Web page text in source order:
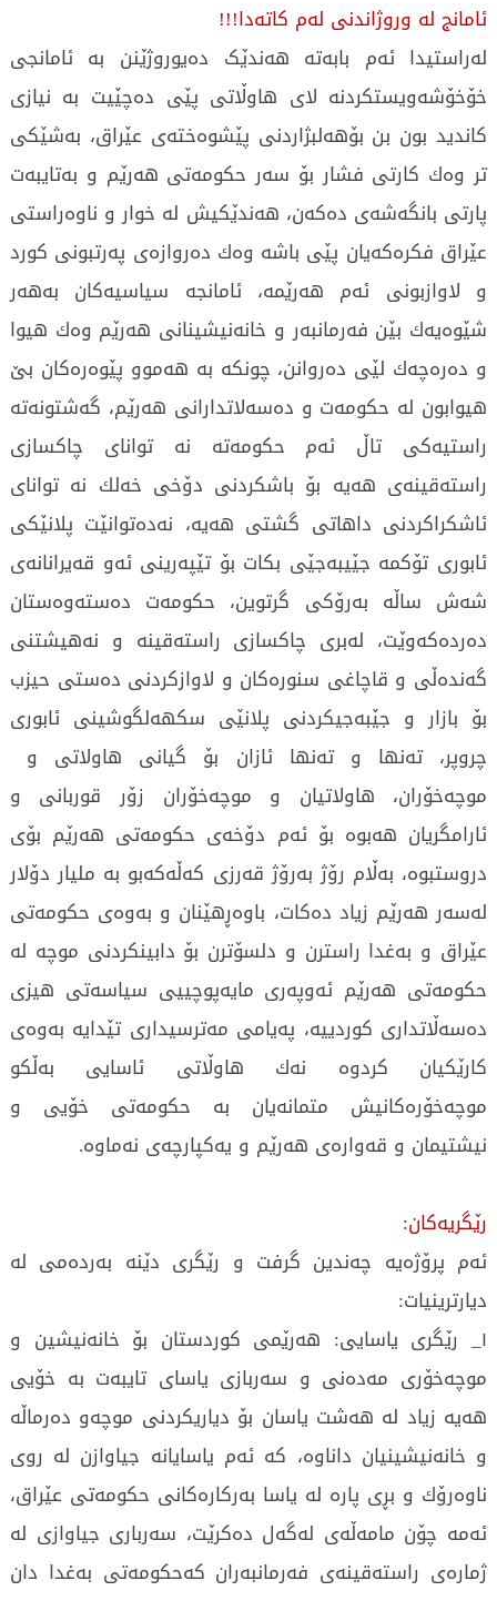
ئامانج لە وروژاندنی لەم كاتەدا!!!
لەراستیدا ئەم بابەتە هەندێک دەیوروژێنن بە ئامانجی
خۆخۆشەویستكردنە لای هاوڵاتی پێی دەچێیت بە نیازی
كاندید بون بن بۆهەلبژاردنی پێشوەختەی عێراق، بەشێكی
تر وەك كارتی فشار بۆ سەر حكومەتی هەرێم و بەتایبەت
پارتی بانگەشەی دەكەن، هەندێكیش لە خوار و ناوەراستی
عێراق فكرەكەیان پێی باشە وەك دەروازەی پەرتبونی كورد
و لاوازبونی ئەم هەرێمە، ئامانجە سیاسیەكان بەهەر
شێوەیەك بێن فەرمانبەر و خانەنیشینانی هەرێم وەك هیوا
و دەرەچەك لێی دەروانن، چونکە بە هەموو پێوەرەكان بێ
هیوابون لە حكومەت و دەسەلاتدارانی هەرێم، گەشتونەتە
راستیەكی تاڵ ئەم حكومەتە نە توانای چاكسازی
راستەقینەی هەیە بۆ باشكردنی دۆخی خەلك نە توانای
ئاشكراكردنی داهاتی گشتی هەیە، نەدەتوانێت پلانێكی
ئابوری تۆكمە جێیبەجێی بکات بۆ تێپەرینی ئەو قەیرانانەی
شەش ساڵە بەرۆكی گرتوین، حكومەت دەستەوەستان
دەردەكەوێت، لەبری چاكسازی راستەقینە و نەهیشتنی
گەندەڵی و قاچاغی سنورەكان و لاوازكردنی دەستی حیزب
بۆ بازار و جێبەجیكردنی پلانێى سكهەلگوشینی ئابوری
چروپر، تەنها و تەنها ئازان بۆ گیانی هاولاتی و
موچەخۆران، هاولاتیان و موچەخۆران زۆر قوربانی و
ئارامگریان هەبوە بۆ ئەم دۆخەی حكومەتی هەرێم بۆی
دروستبوە، بەڵام رۆژ بەرۆژ قەرزی کەڵەكەبو بە ملیار دۆلار
لەسەر هەرێم زیاد دەكات، باوەڕهێنان و بەوەی حكومەتی
عێراق و بەغدا راسترن و دلسۆترن بۆ دابینكردنی موچە لە
حكومەتی هەرێم ئەوپەری مایەپوچییی سیاسەتی هیزی
دەسەڵاتداری كوردییە، پەیامی مەترسیداری تێدایە بەوەی
كارێكیان كردوە نەك هاوڵاتی ئاسایی بەڵکو
موچەخۆرەكانیش متمانەیان بە حكومەتی خۆیی و
نیشتیمان و قەوارەی هەرێم و یەكپارچەی نەماوە.
رێگریەكان:
ئەم پرۆژەیە چەندین گرفت و رێگری دێنە بەردەمی لە
دیارترینیات:
۱_ رێگری یاسایی: هەرێمی كوردستان بۆ خانەنیشین و
موچەخۆری مەدەنی و سەربازی یاسای تایبەت بە خۆیی
هەیە زیاد لە هەشت یاسان بۆ دیاریكردنی موچەو دەرماڵە
و خانەنیشینیان داناوە، كە ئەم یاسایانە جیاوازن لە روی
ناوەرۆك و بڕی پارە لە یاسا بەركارەكانی حكومەتی عێراق،
ئەمە چۆن مامەڵەی لەگەل دەكرێت، سەرباری جیاوازی لە
ژمارەی راستەقینەی فەرمانبەران كەحكومەتی بەغدا دان